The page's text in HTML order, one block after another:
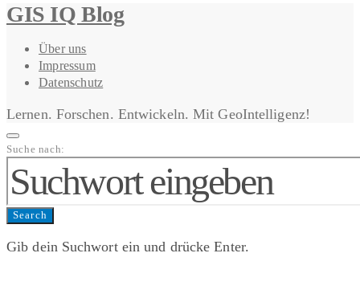
GIS IQ Blog
Über uns
Impressum
Datenschutz
Lernen. Forschen. Entwickeln. Mit GeoIntelligenz!
Suche nach:
Search
Gib dein Suchwort ein und drücke Enter.